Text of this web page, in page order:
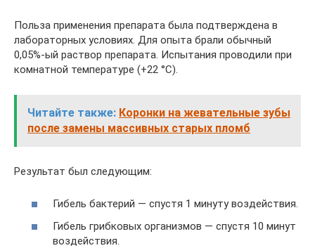
Польза применения препарата была подтверждена в
лабораторных условиях. Для опыта брали обычный
0,05%-ый раствор препарата. Испытания проводили при
комнатной температуре (+22 °С).
Читайте также: Коронки на жевательные зубы
после замены массивных старых пломб
Результат был следующим:
Гибель бактерий — спустя 1 минуту воздействия.
Гибель грибковых организмов — спустя 10 минут
воздействия.